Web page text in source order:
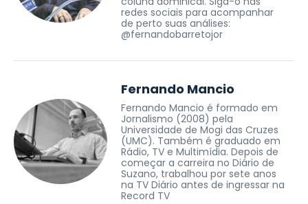
redes sociais para acompanhar
de perto suas análises:
@fernandobarretojor
Fernando Mancio
Fernando Mancio é formado em
Jornalismo (2008) pela
Universidade de Mogi das Cruzes
(UMC). Também é graduado em
Rádio, TV e Multimídia. Depois de
começar a carreira no Diário de
Suzano, trabalhou por sete anos
na TV Diário antes de ingressar na
Record TV